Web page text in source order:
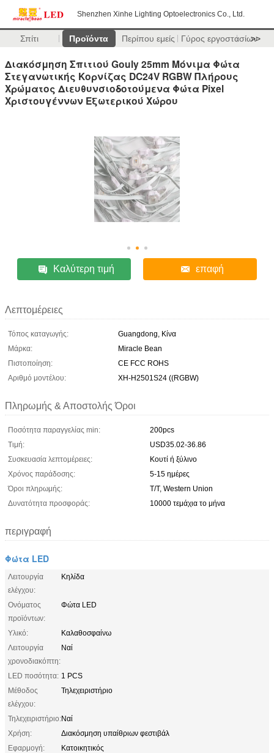
Shenzhen Xinhe Lighting Optoelectronics Co., Ltd.
Σπίτι Προϊόντα Περίπου εμείς Γύρος εργοστασίων
>>
Διακόσμηση Σπιτιού Gouly 25mm Μόνιμα Φώτα
Στεγανωτικής Κορνίζας DC24V RGBW Πλήρους
Χρώματος Διευθυνσιοδοτούμενα Φώτα Pixel
Χριστουγέννων Εξωτερικού Χώρου
Καλύτερη τιμή επαφή
Λεπτομέρειες
Τόπος καταγωγής:
Guangdong, Κίνα
Μάρκα:
Miracle Bean
Πιστοποίηση:
CE FCC ROHS
Αριθμό μοντέλου:
XH-H2501S24 ((RGBW)
Πληρωμής & Αποστολής Όροι
Ποσότητα παραγγελίας min:
200pcs
Τιμή:
USD35.02-36.86
Συσκευασία λεπτομέρειες:
Κουτί ή ξύλινο
Χρόνος παράδοσης:
5-15 ημέρες
Όροι πληρωμής:
T/T, Western Union
Δυνατότητα προσφοράς:
10000 τεμάχια το μήνα
περιγραφή
Φώτα LED
Λειτουργία
ελέγχου:
Κηλίδα
Ονόματος
προϊόντων:
Φώτα LED
Υλικό:
Καλαθοσφαίνω
Λειτουργία
χρονοδιακόπτη:
Ναί
LED ποσότητα: 1 PCS
Μέθοδος
ελέγχου:
Τηλεχειριστήριο
Τηλεχειριστήριο:Ναί
Χρήση:
Διακόσμηση υπαίθριων φεστιβάλ
Εφαρμογή:
Κατοικητικός